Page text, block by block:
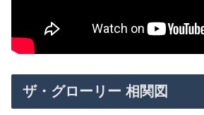
ザ・グローリー 相関図